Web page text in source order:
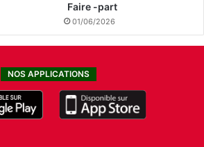
Faire -part
01/06/2026
NOS APPLICATIONS